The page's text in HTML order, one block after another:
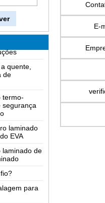
em
quente,
laminado
de
para
E-